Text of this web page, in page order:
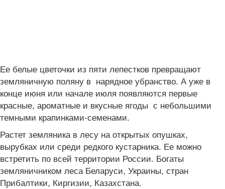
Ее белые цветочки из пяти лепестков превращают
земляничную поляну в нарядное убранство. А уже в
конце июня или начале июля появляются первые
красные, ароматные и вкусные ягоды с небольшими
темными крапинками-семенами.
Растет земляника в лесу на открытых опушках,
вырубках или среди редкого кустарника. Ее можно
встретить по всей территории России. Богаты
земляничником леса Беларуси, Украины, стран
Прибалтики, Киргизии, Казахстана.